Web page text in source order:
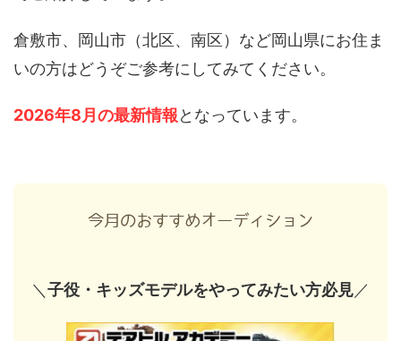
倉敷市、岡山市（北区、南区）など岡山県にお住ま
いの方はどうぞご参考にしてみてください。
2026年8月の最新情報となっています。
今月のおすすめオーディション
＼子役・キッズモデルをやってみたい方必見／